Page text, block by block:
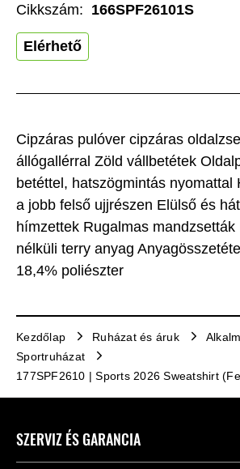
Cipzáras pulóver cipzáras
állógallérral Zöld vállbetétek
betéttel, hatszögmintás nyomattal
a jobb felső ujjrészen Elülső és
hímzettek Rugalmas mandzsetták
nélküli terry anyag
18,4% poliészter
Elérhető
Cikkszám: 166SPF26101S
Kezdőlap Ruházat és áruk
Sportruházat
177SPF2610 | Sports 2026 Sweatshirt
SZERVIZ ÉS GARANCIA